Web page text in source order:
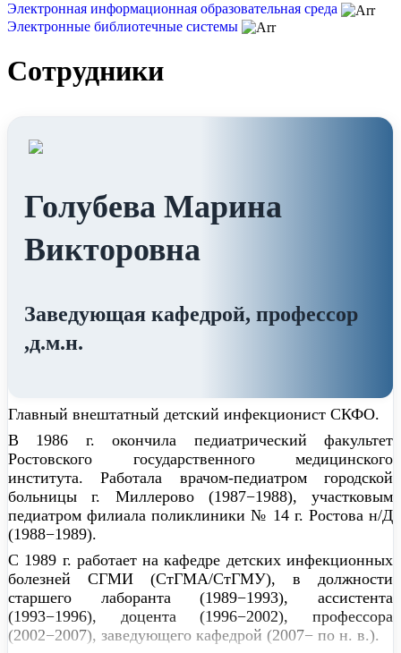
Электронная информационная образовательная среда
Электронные библиотечные системы
Сотрудники
Голубева Марина
Викторовна
Заведующая кафедрой, профессор
,д.м.н.
Главный внештатный детский инфекционист СКФО.
В 1986 г. окончила педиатрический факультет
Ростовского государственного медицинского
института. Работала врачом-педиатром городской
больницы г. Миллерово (1987−1988), участковым
педиатром филиала поликлиники № 14 г. Ростова н/Д
(1988−1989).
С 1989 г. работает на кафедре детских инфекционных
болезней СГМИ (СтГМА/СтГМУ), в должности
старшего лаборанта (1989−1993), ассистента
(1993−1996), доцента (1996−2002), профессора
(2002−2007), заведующего кафедрой (2007− по н. в.).